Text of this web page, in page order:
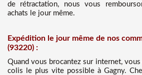
de rétractation, nous vous
achats le jour même.
Expédition le jour même de nos
(93220) :
Quand vous brocantez sur internet,
colis le plus vite possible à Gagny.